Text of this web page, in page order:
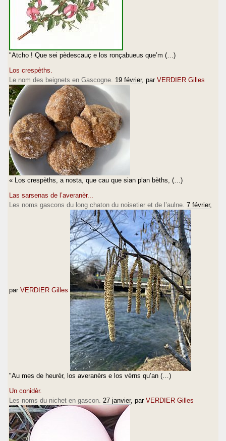
"Atcho ! Que sei pèdescauç e los ronçabueus que’m (…)
Los crespèths.
Le nom des beignets en Gascogne. 19 février, par VERDIER Gilles
« Los crespèths, a nosta, que cau que sian plan bèths, (…)
Las sarsenas de l’averanèr...
Les noms gascons du long chaton du noisetier et de l’aulne. 7 février,
par VERDIER Gilles
"Au mes de heurèr, los averanèrs e los vèrns qu’an (…)
Un conidèr.
Les noms du nichet en gascon. 27 janvier, par VERDIER Gilles